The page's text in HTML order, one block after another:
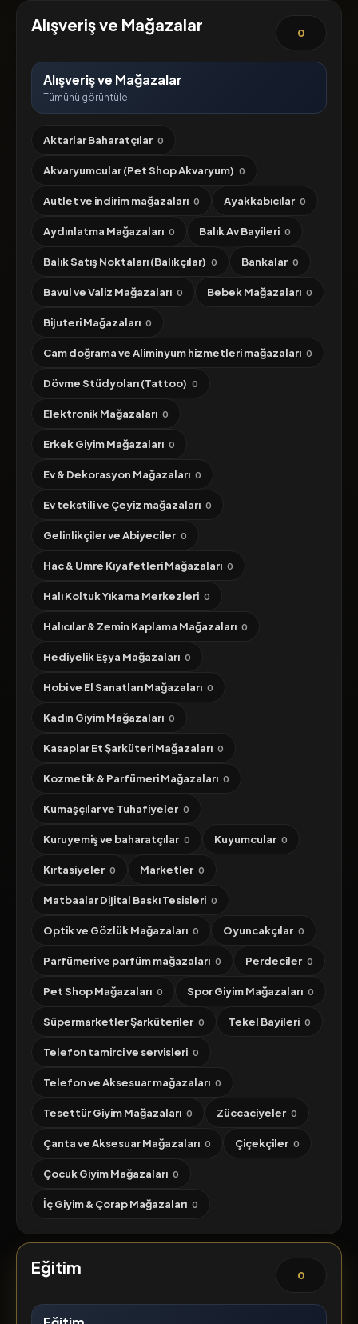
Alışveriş ve Mağazalar 0
Alışveriş ve Mağazalar
Tümünü görüntüle
Aktarlar Baharatçılar 0
Akvaryumcular (Pet Shop Akvaryum) 0
Autlet ve indirim mağazaları 0 Ayakkabıcılar 0
Aydınlatma Mağazaları 0 Balık Av Bayileri 0
Balık Satış Noktaları (Balıkçılar) 0 Bankalar 0
Bavul ve Valiz Mağazaları 0 Bebek Mağazaları 0
Bijuteri Mağazaları 0
Cam doğrama ve Aliminyum hizmetleri mağazaları 0
Dövme Stüdyoları (Tattoo) 0
Elektronik Mağazaları 0
Erkek Giyim Mağazaları 0
Ev & Dekorasyon Mağazaları 0
Ev tekstili ve Çeyiz mağazaları 0
Gelinlikçiler ve Abiyeciler 0
Hac & Umre Kıyafetleri Mağazaları 0
Halı Koltuk Yıkama Merkezleri 0
Halıcılar & Zemin Kaplama Mağazaları 0
Hediyelik Eşya Mağazaları 0
Hobi ve El Sanatları Mağazaları 0
Kadın Giyim Mağazaları 0
Kasaplar Et Şarküteri Mağazaları 0
Kozmetik & Parfümeri Mağazaları 0
Kumaşçılar ve Tuhafiyeler 0
Kuruyemiş ve baharatçılar 0 Kuyumcular 0
Kırtasiyeler 0 Marketler 0
Matbaalar Dijital Baskı Tesisleri 0
Optik ve Gözlük Mağazaları 0 Oyuncakçılar 0
Parfümeri ve parfüm mağazaları 0 Perdeciler 0
Pet Shop Mağazaları 0 Spor Giyim Mağazaları 0
Süpermarketler Şarküteriler 0 Tekel Bayileri 0
Telefon tamirci ve servisleri 0
Telefon ve Aksesuar mağazaları 0
Tesettür Giyim Mağazaları 0 Züccaciyeler 0
Çanta ve Aksesuar Mağazaları 0 Çiçekçiler 0
Çocuk Giyim Mağazaları 0
İç Giyim & Çorap Mağazaları 0
Eğitim 0